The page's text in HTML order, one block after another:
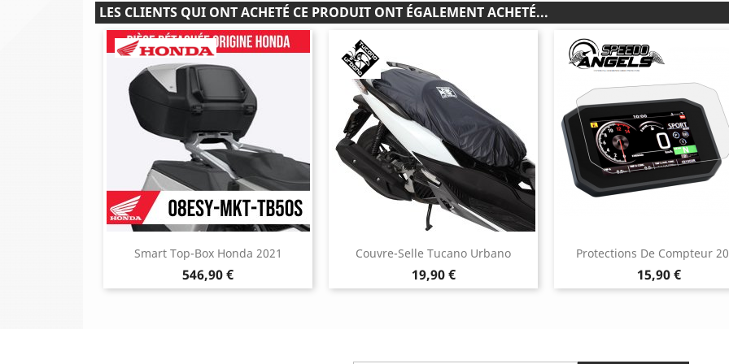
LES CLIENTS QUI ONT ACHETÉ CE PRODUIT ONT ÉGALEMENT ACHETÉ...
Smart Top-Box Honda 2021
Prix
546,90 €
Couvre-Selle Tucano Urbano
Prix
19,90 €
Protections De Compteur
Prix
15,90 €